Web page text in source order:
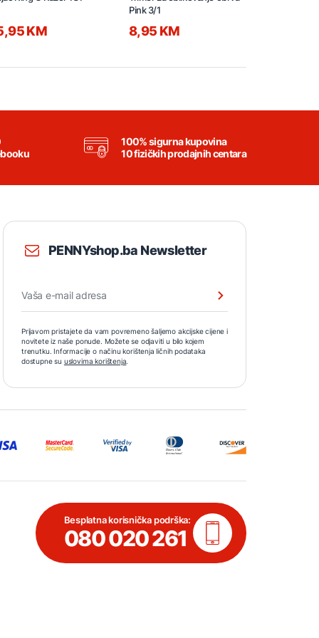
KM
Pink 3/1
8,95 KM
100% sigurna kupovina
10 fizičkih prodajnih centara
PENNYshop.ba Newsletter
Prijavom pristajete da vam povremeno šaljemo akcijske cijene i
novitete iz naše ponude. Možete se odjaviti u bilo kojem
trenutku. Informacije o načinu korištenja ličnih podataka
dostupne su uslovima korištenja.
Besplatna korisnička podrška:
080 020 261